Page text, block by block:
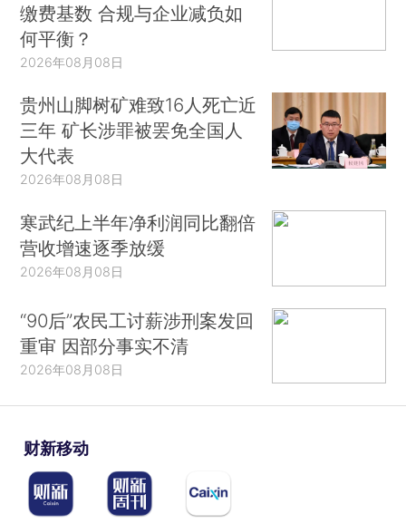
缴费基数 合规与企业减负如
何平衡？
2026年08月08日
贵州山脚树矿难致16人死亡近
三年 矿长涉罪被罢免全国人
大代表
2026年08月08日
寒武纪上半年净利润同比翻倍
营收增速逐季放缓
2026年08月08日
“90后”农民工讨薪涉刑案发回
重审 因部分事实不清
2026年08月08日
财新移动